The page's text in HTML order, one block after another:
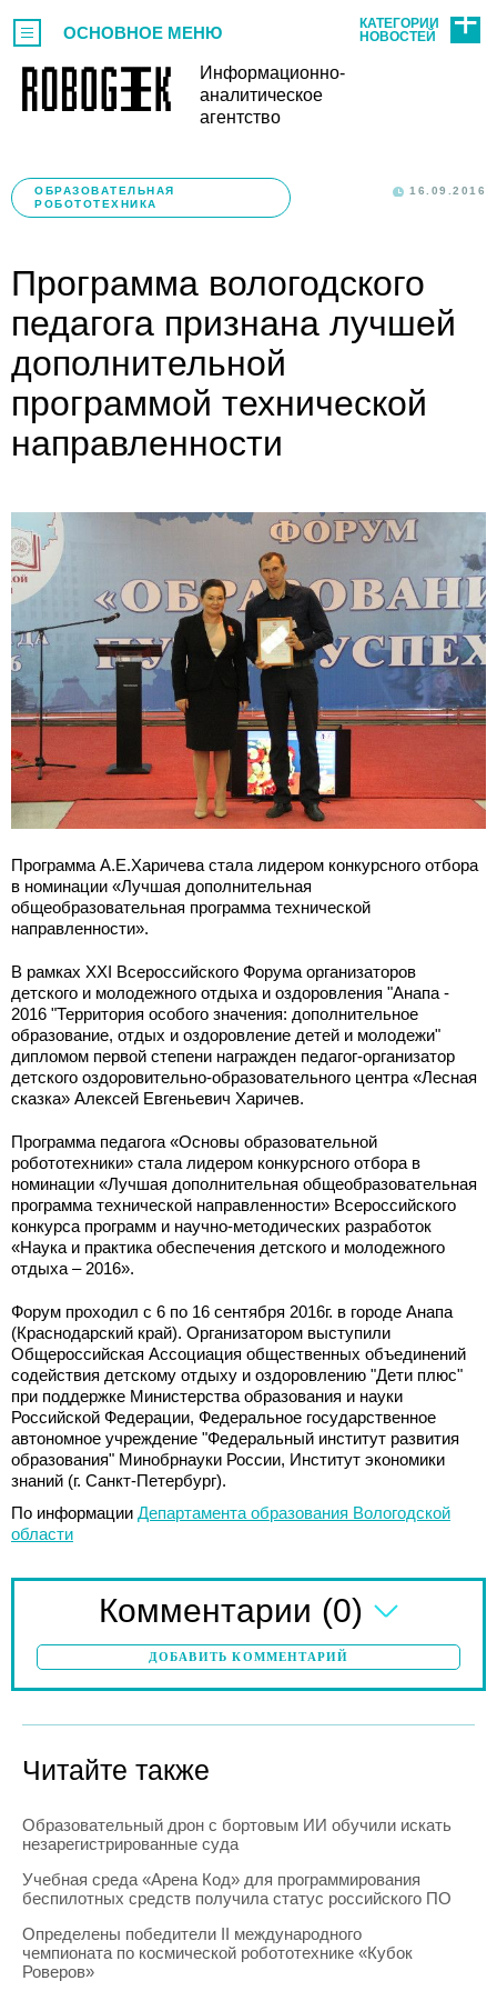
Информационно-
аналитическое
агентство
ОСНОВНОЕ МЕНЮ
КАТЕГОРИИ
НОВОСТЕЙ
ОБРАЗОВАТЕЛЬНАЯ
РОБОТОТЕХНИКА
16.09.2016
Программа вологодского
педагога признана лучшей
дополнительной
программой технической
направленности
Программа А.Е.Харичева стала лидером конкурсного отбора
в номинации «Лучшая дополнительная
общеобразовательная программа технической
направленности».
В рамках XXI Всероссийского Форума организаторов
детского и молодежного отдыха и оздоровления "Анапа -
2016 "Территория особого значения: дополнительное
образование, отдых и оздоровление детей и молодежи"
дипломом первой степени награжден педагог-организатор
детского оздоровительно-образовательного центра «Лесная
сказка» Алексей Евгеньевич Харичев.
Программа педагога «Основы образовательной
робототехники» стала лидером конкурсного отбора в
номинации «Лучшая дополнительная общеобразовательная
программа технической направленности» Всероссийского
конкурса программ и научно-методических разработок
«Наука и практика обеспечения детского и молодежного
отдыха – 2016».
Форум проходил с 6 по 16 сентября 2016г. в городе Анапа
(Краснодарский край). Организатором выступили
Общероссийская Ассоциация общественных объединений
содействия детскому отдыху и оздоровлению "Дети плюс"
при поддержке Министерства образования и науки
Российской Федерации, Федеральное государственное
автономное учреждение "Федеральный институт развития
образования" Минобрнауки России, Институт экономики
знаний (г. Санкт-Петербург).
По информации Департамента образования Вологодской
области
Комментарии (0)
ДОБАВИТЬ КОММЕНТАРИЙ
Читайте также
Образовательный дрон с бортовым ИИ обучили искать
незарегистрированные суда
Учебная среда «Арена Код» для программирования
беспилотных средств получила статус российского ПО
Определены победители II международного
чемпионата по космической робототехнике «Кубок
Роверов»